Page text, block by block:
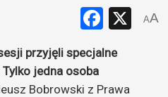
X
AA
przyjęli specjalne
jedna osoba
Bobrowski z Prawa